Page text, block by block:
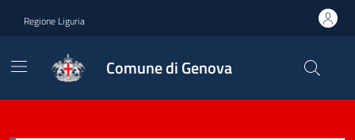
Regione Liguria
Comune di Genova